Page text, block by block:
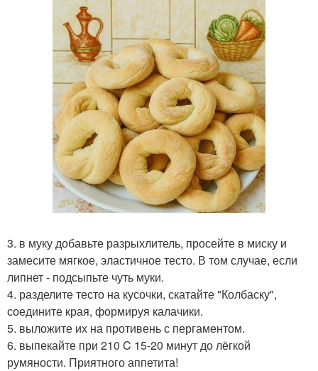
3. в муку добавьте разрыхлитель, просейте в миску и
замесите мягкое, эластичное тесто. В том случае, если
липнет - подсыпьте чуть муки.
4. разделите тесто на кусочки, скатайте "Колбаску",
соедините края, формируя калачики.
5. выложите их на противень с пергаментом.
6. выпекайте при 210 C 15-20 минут до лёгкой
румяности. Приятного аппетита!